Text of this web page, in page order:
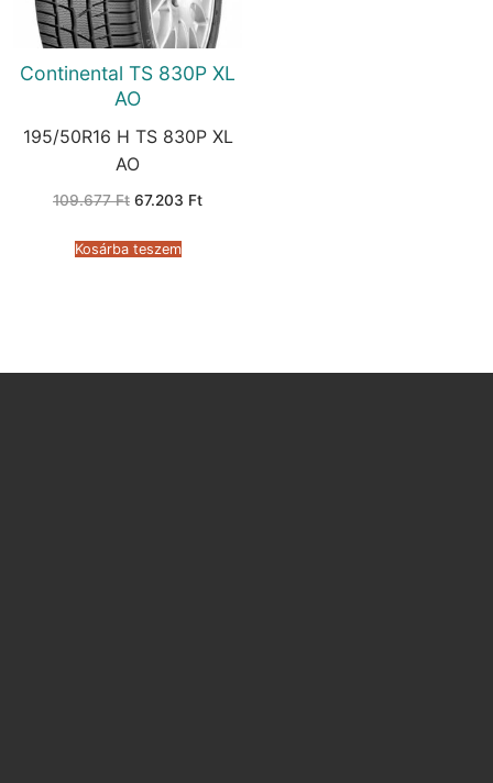
Continental TS 830P XL
AO
195/50R16 H TS 830P XL
AO
109.677Ft Original
109.677 Ft.
67.203 FtCurrent
Kosárba teszem